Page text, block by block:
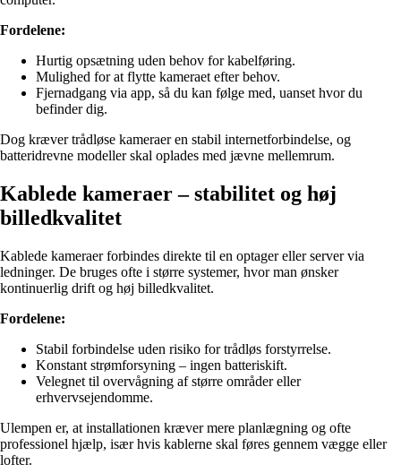
Fordelene:
Hurtig opsætning uden behov for kabelføring.
Mulighed for at flytte kameraet efter behov.
Fjernadgang via app, så du kan følge med, uanset hvor du
befinder dig.
Dog kræver trådløse kameraer en stabil internetforbindelse, og
batteridrevne modeller skal oplades med jævne mellemrum.
Kablede kameraer – stabilitet og høj
billedkvalitet
Kablede kameraer forbindes direkte til en optager eller server via
ledninger. De bruges ofte i større systemer, hvor man ønsker
kontinuerlig drift og høj billedkvalitet.
Fordelene:
Stabil forbindelse uden risiko for trådløs forstyrrelse.
Konstant strømforsyning – ingen batteriskift.
Velegnet til overvågning af større områder eller
erhvervsejendomme.
Ulempen er, at installationen kræver mere planlægning og ofte
professionel hjælp, især hvis kablerne skal føres gennem vægge eller
lofter.